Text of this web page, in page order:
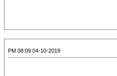
04-10-2019 08:09 PM